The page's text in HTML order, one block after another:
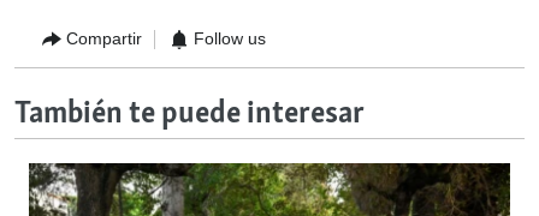
Compartir Follow us
También te puede interesar